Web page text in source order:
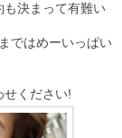
も決まって有難い
ではめーいっぱい
せください!